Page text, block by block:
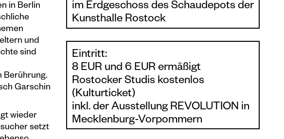
in Berlin
und
sind
Berührung.
Garschin
wieder
setzt
im Erdgeschoss des Schaudepots der
Kunsthalle Rostock
Eintritt:
8 EUR und 6 EUR ermäßigt
Rostocker Studis kostenlos
(Kulturticket)
inkl. der Ausstellung REVOLUTION in
Mecklenburg-Vorpommern